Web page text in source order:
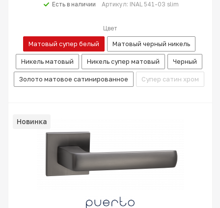
Есть в наличии Артикул: INAL 541-03 slim
Цвет
Матовый супер белый Матовый черный никель
Никель матовый Никель супер матовый Черный
Золото матовое сатинированное Супер сатин хром
Новинка